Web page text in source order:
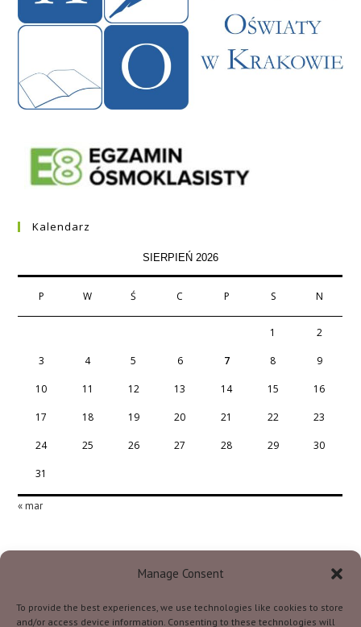
Manage Consent
To provide the best experiences, we use technologies like cookies to store
and/or access device information. Consenting to these technologies will
Kalendarz
SIERPIEŃ 2026
P W Ś C P S N
1 2
3 4 5 6 7 8 9
10 11 12 13 14 15 16
17 18 19 20 21 22 23
24 25 26 27 28 29 30
31
« mar
Szkoła Podstawowa Im. Stefana Batorego W